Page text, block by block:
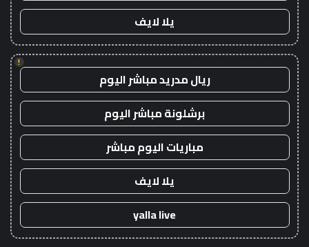
يلا لايف
!
ريال مدريد مباشر اليوم
برشلونة مباشر اليوم
مباريات اليوم مباشر
يلا لايف
yalla live